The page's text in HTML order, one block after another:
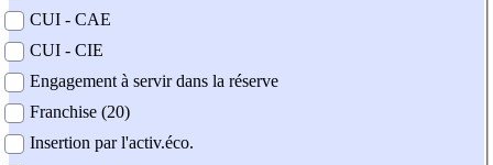
CUI - CAE
CUI - CIE
Engagement à servir dans la réserve
Franchise (20)
Insertion par l'activ.éco.